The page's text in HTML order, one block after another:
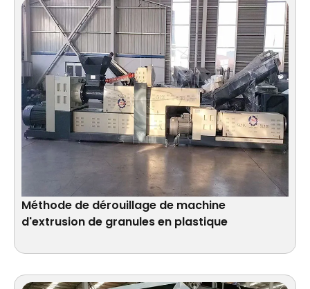
Méthode de dérouillage de machine
d'extrusion de granules en plastique